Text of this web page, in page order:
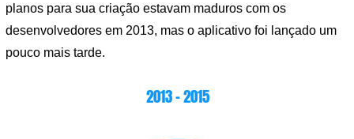
planos para sua criação estavam maduros com os
desenvolvedores em 2013, mas o aplicativo foi lançado um
pouco mais tarde.
2013 – 2015